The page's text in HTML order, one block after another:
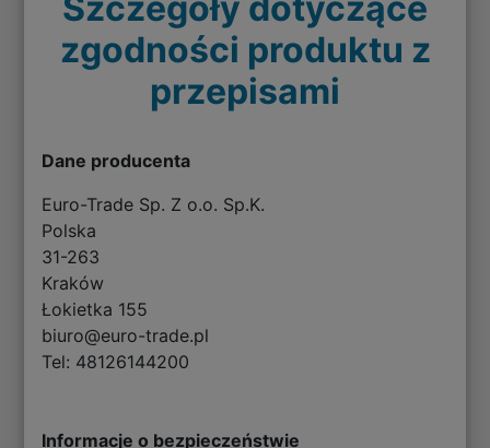
zgodności produktu z
przepisami
Dane producenta
Euro-Trade Sp. Z o.o. Sp.K.
Polska
31-263
Kraków
Łokietka 155
biuro@euro-trade.pl
Tel: 48126144200
Informacje o bezpieczeństwie